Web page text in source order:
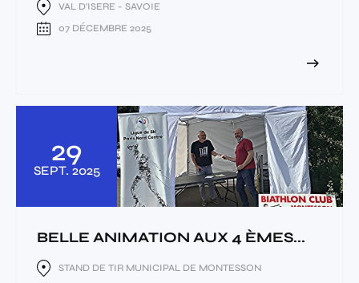
VAL D'ISERE - SAVOIE
07 DÉCEMBRE 2025
29
SEPT. 2025
BELLE ANIMATION AUX 4 ÈMES...
STAND DE TIR MUNICIPAL DE MONTESSON